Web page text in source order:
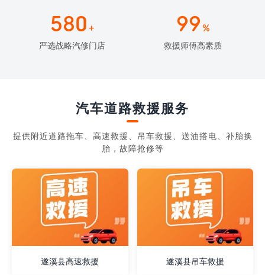
580 +
严选战略汽修门店
99 %
救援师傅高素质
汽车道路救援服务
提供附近道路拖车、高速救援、吊车救援、送油搭电、补胎换
胎，故障抢修等
遂溪县高速救援 遂溪县吊车救援